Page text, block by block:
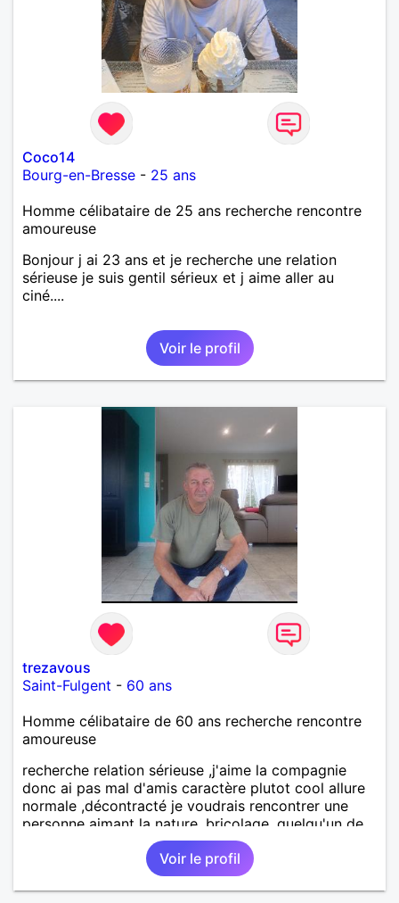
Coco14
Bourg-en-Bresse - 25 ans
Homme célibataire de 25 ans recherche rencontre
amoureuse
Bonjour j ai 23 ans et je recherche une relation
sérieuse je suis gentil sérieux et j aime aller au
ciné....
Voir le profil
trezavous
Saint-Fulgent - 60 ans
Homme célibataire de 60 ans recherche rencontre
amoureuse
recherche relation sérieuse ,j'aime la compagnie
donc ai pas mal d'amis caractère plutot cool allure
normale ,décontracté je voudrais rencontrer une
personne aimant la nature ,bricolage ,quelqu'un de
simple et naturel à vos claviers mesdames
Voir le profil